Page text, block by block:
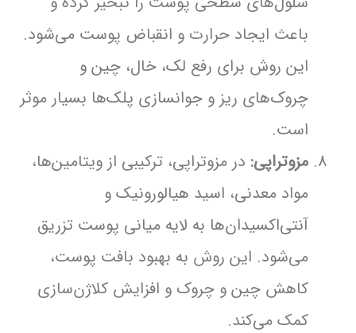
باعث ایجاد حرارت و انقباض پوست می‌شود.
این روش برای رفع لک، خال، چین و
چروک‌های ریز و جوانسازی پلک‌ها بسیار موثر
است.
مزوتراپی: در مزوتراپی، ترکیبی از ویتامین‌ها،
مواد معدنی، اسید هیالورونیک و
آنتی‌اکسیدان‌ها به لایه میانی پوست تزریق
می‌شود. این روش به بهبود بافت پوست،
کاهش چین و چروک و افزایش کلاژن‌سازی
کمک می‌کند.